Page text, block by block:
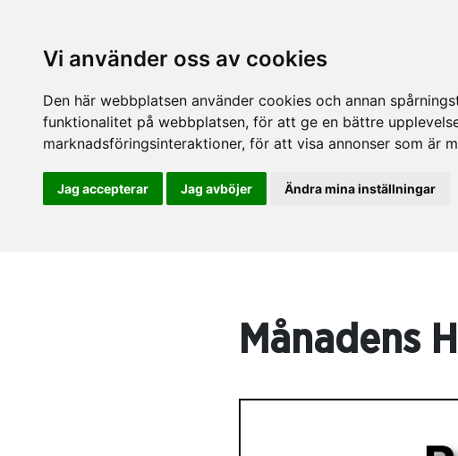
Vi använder oss av cookies
Den här webbplatsen använder cookies och annan
funktionalitet på webbplatsen, för att ge en bättre
marknadsföringsinteraktioner, för att visa annonser som är
Jag accepterar Jag avböjer Ändra mina inställningar
Månadens